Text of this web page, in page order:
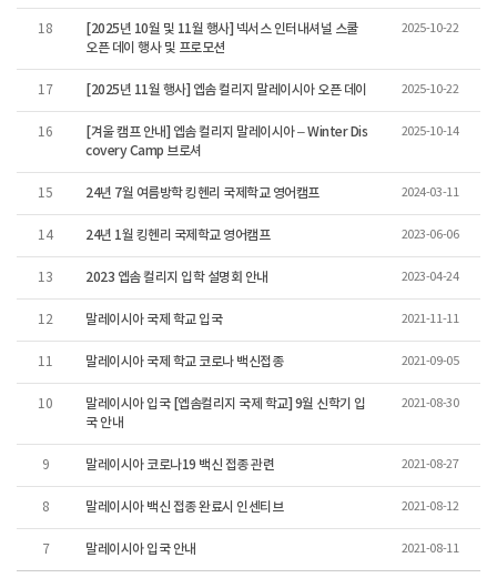
18
[2025년 10월 및 11월 행사] 넥서스 인터내셔널 스쿨
오픈 데이 행사 및 프로모션
2025-10-22
17 [2025년 11월 행사] 엡솜 컬리지 말레이시아 오픈 데이 2025-10-22
16
[겨울 캠프 안내] 엡솜 컬리지 말레이시아 – Winter Dis
covery Camp 브로셔
2025-10-14
15 24년 7월 여름방학 킹헨리 국제학교 영어캠프 2024-03-11
14 24년 1월 킹헨리 국제학교 영어캠프 2023-06-06
13 2023 엡솜 컬리지 입학 설명회 안내 2023-04-24
12 말레이시아 국제 학교 입국 2021-11-11
11 말레이시아 국제 학교 코로나 백신접종 2021-09-05
10
말레이시아 입국 [엡솜컬리지 국제 학교] 9월 신학기 입
국 안내
2021-08-30
9 말레이시아 코로나19 백신 접종 관련 2021-08-27
8 말레이시아 백신 접종 완료시 인센티브 2021-08-12
7 말레이시아 입국 안내 2021-08-11